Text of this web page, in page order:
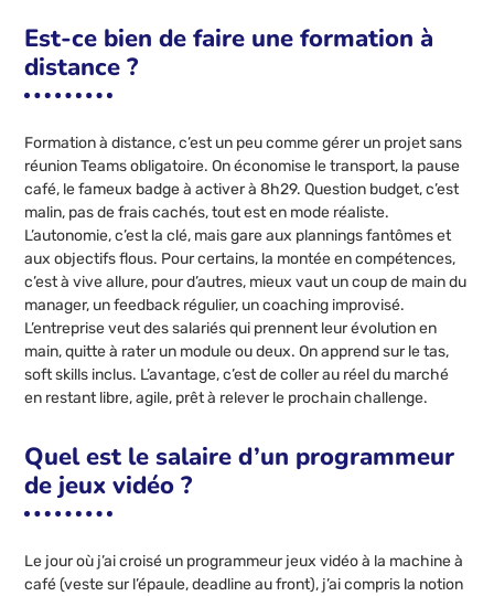
Est-ce bien de faire une formation à
distance ?
Formation à distance, c’est un peu comme gérer un projet sans
réunion Teams obligatoire. On économise le transport, la pause
café, le fameux badge à activer à 8h29. Question budget, c’est
malin, pas de frais cachés, tout est en mode réaliste.
L’autonomie, c’est la clé, mais gare aux plannings fantômes et
aux objectifs flous. Pour certains, la montée en compétences,
c’est à vive allure, pour d’autres, mieux vaut un coup de main du
manager, un feedback régulier, un coaching improvisé.
L’entreprise veut des salariés qui prennent leur évolution en
main, quitte à rater un module ou deux. On apprend sur le tas,
soft skills inclus. L’avantage, c’est de coller au réel du marché
en restant libre, agile, prêt à relever le prochain challenge.
Quel est le salaire d’un programmeur
de jeux vidéo ?
Le jour où j’ai croisé un programmeur jeux vidéo à la machine à
café (veste sur l’épaule, deadline au front), j’ai compris la notion